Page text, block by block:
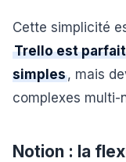
Cette simplicité
Trello est
simples, mais
complexes multi-
Notion : la